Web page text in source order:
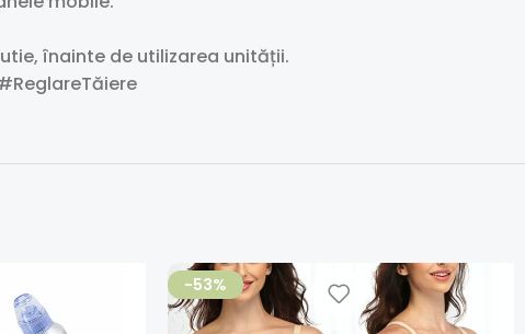
înainte de utilizarea unității.
-53%